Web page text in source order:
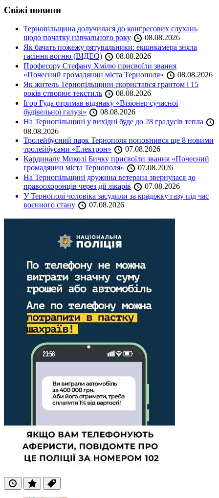
Свіжі новини
Тернопільщина долучилася до конгресових слухань
щодо початку навчального року
08.08.2026
Як бачать пожежу рятувальники: екшнкамера зняла
гасіння вогню (ВІДЕО)
08.08.2026
Професору Стефану Хмілю присвоїли звання
«Почесний громадянин міста Тернополя»
08.08.2026
Як житель Тернопільщини скористався грантом і 15
років створює текстиль
08.08.2026
Ігор Гуда отримав відзнаку «Візіонер сучасної
будівельної галузі»
08.08.2026
На Тернопільщині у вихідні буде до 28 градусів тепла
08.08.2026
Тролейбусний парк Тернополя поповнився ще 8 новими
тролейбусами «Електрон»
07.08.2026
Кардиналу Миколі Бичку присвоїли звання «Почесний
громадянин міста Тернополя»
07.08.2026
На Тернопільщині дружина ветерана звернулася до
правоохоронців через дії лікарів
07.08.2026
У Тернополі чоловіка засудили за крадіжку газу під час
воєнного стану
07.08.2026
ОстанніПопулярні
Теги